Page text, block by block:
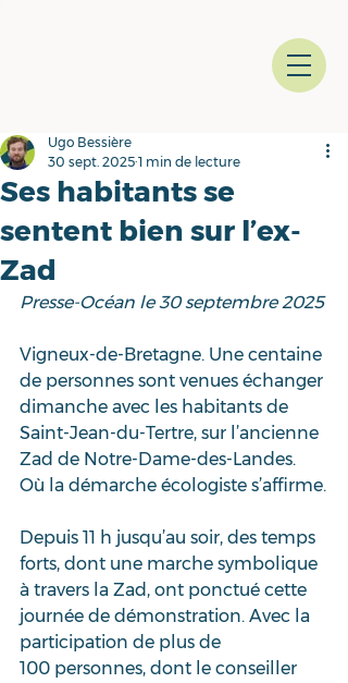
Ses habitants se
sentent bien sur l’ex-
Zad
Ugo Bessière
30 sept. 2025 1 min de lecture
Presse-Océan le 30 septembre 2025
Vigneux-de-Bretagne. Une centaine
de personnes sont venues échanger
dimanche avec les habitants de
Saint-Jean-du-Tertre, sur l’ancienne
Zad de Notre-Dame-des-Landes.
Où la démarche écologiste s’affirme.
Depuis 11 h jusqu’au soir, des temps
forts, dont une marche symbolique
à travers la Zad, ont ponctué cette
journée de démonstration. Avec la
participation de plus de
100 personnes, dont le conseiller